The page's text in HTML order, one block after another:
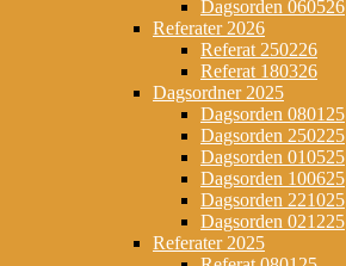
Dagsorden 060526
Referater 2026
Referat 250226
Referat 180326
Dagsordner 2025
Dagsorden 080125
Dagsorden 250225
Dagsorden 010525
Dagsorden 100625
Dagsorden 221025
Dagsorden 021225
Referater 2025